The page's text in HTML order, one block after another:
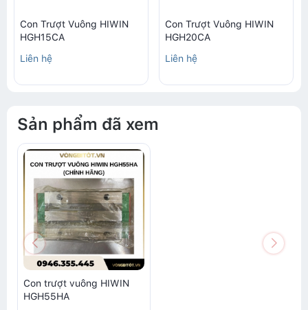
Con Trượt Vuông HIWIN
HGH15CA
Liên hệ
Con Trượt Vuông HIWIN
HGH20CA
Liên hệ
Sản phẩm đã xem
Con trượt vuông HIWIN
HGH55HA